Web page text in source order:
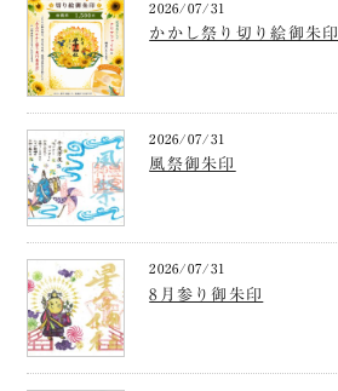
2026/07/31
かかし祭り切り絵御朱印
2026/07/31
風祭御朱印
2026/07/31
8月参り御朱印